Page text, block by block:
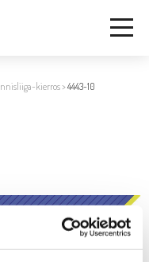
kierros>4443-10